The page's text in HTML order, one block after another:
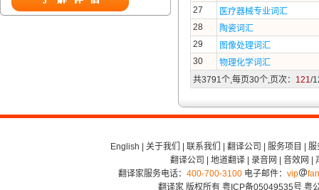
而给劣质翻译者提供了一定生存条件，
愧于翻译家的称号！
27
医疗器械专业词汇
28
陶瓷词汇
29
图像处理词汇
30
物理化学词汇
共3791个,每页30个,页次： 121/
English 关于我们 联系我们 翻译公司 服务项目
服
翻译公司
地道翻译| 录音网 音效网
翻译家服务电话： 400-700-3100电子邮件： vip
翻译家 版权所有 粤ICP备05049535号 粤